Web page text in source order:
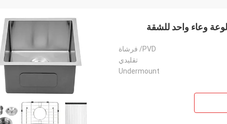
PVD/ فرشاة
تقليدي
Undermount